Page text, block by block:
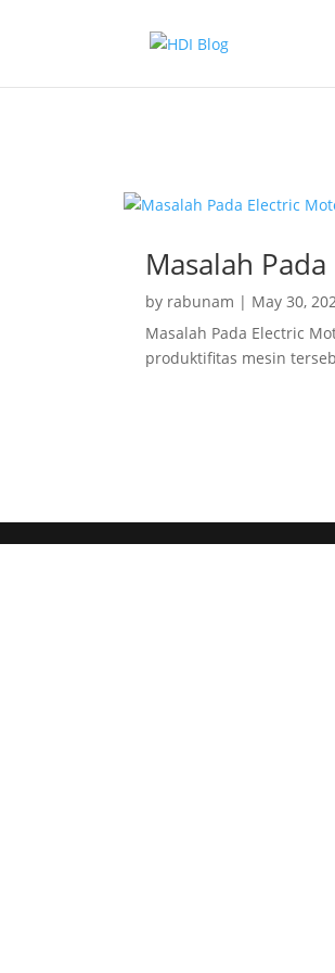
bahan sweater h&m
Masalah
by rabunam | May 30,
Masalah Pada Electric
produktifitas mesin